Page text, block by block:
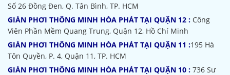
Số 26 Đồng Đen, Q. Tân Bình, TP. HCM
GIÀN PHƠI THÔNG MINH HÒA PHÁT TẠI QUẬN 12 : Công
Viên Phần Mềm Quang Trung, Quận 12, Hồ Chí Minh
GIÀN PHƠI THÔNG MINH HÒA PHÁT TẠI QUẬN 11 :195 Hà
Tôn Quyền, P. 4, Quận 11, TP. HCM
GIÀN PHƠI THÔNG MINH HÒA PHÁT TẠI QUẬN 10 : 736 Sư